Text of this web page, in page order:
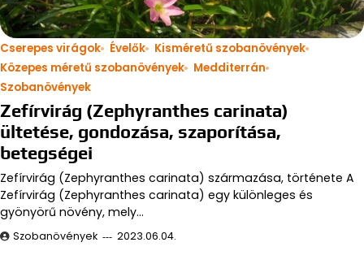
Cserepes virágok Évelők
Kisméretű szobanövények
Közepes méretű szobanövények
Medditerrán
Szobanövények
Zefírvirág (Zephyranthes carinata)
ültetése, gondozása, szaporítása,
betegségei
Zefírvirág (Zephyranthes carinata) származása, története A
Zefírvirág (Zephyranthes carinata) egy különleges és
gyönyörű növény, mely…
Szobanövények 2023.06.04.